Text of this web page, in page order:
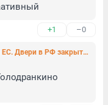
+1 –0
Москва дала ответ на 16-й пакет санкций ЕС. Двери в РФ закрыты для многих